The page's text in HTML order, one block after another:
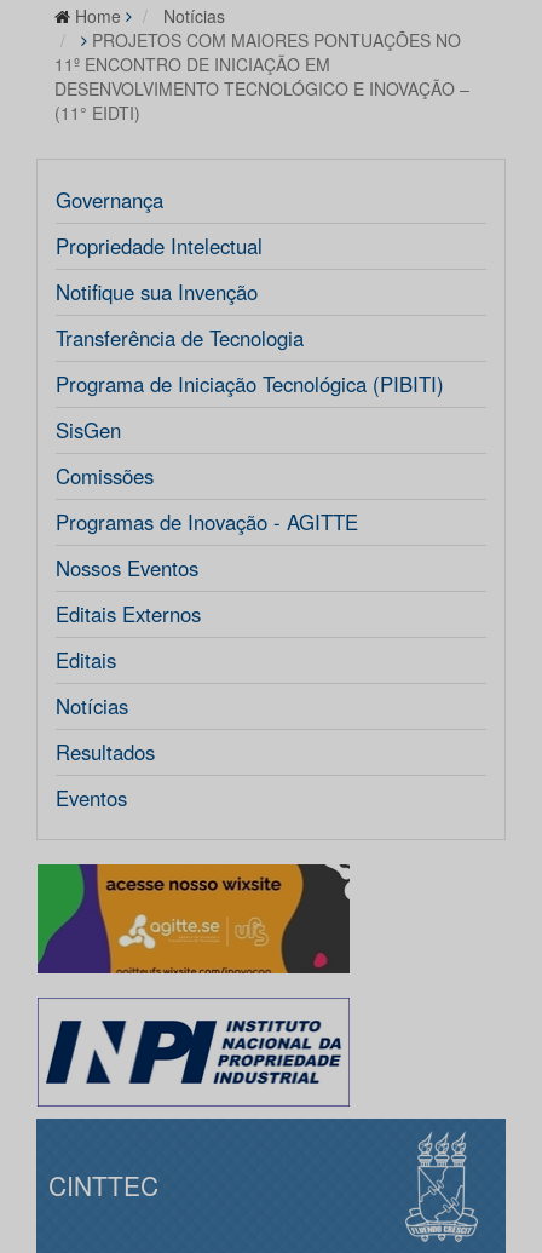
Home
Notícias
PROJETOS COM MAIORES PONTUAÇÕES NO
11º ENCONTRO DE INICIAÇÃO EM
DESENVOLVIMENTO TECNOLÓGICO E INOVAÇÃO –
(11° EIDTI)
Governança
Propriedade Intelectual
Notifique sua Invenção
Transferência de Tecnologia
Programa de Iniciação Tecnológica (PIBITI)
SisGen
Comissões
Programas de Inovação - AGITTE
Nossos Eventos
Editais Externos
Editais
Notícias
Resultados
Eventos
CINTTEC